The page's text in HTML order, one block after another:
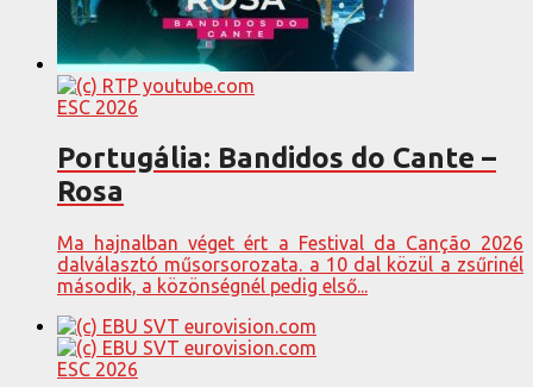
ESC 2026
Portugália: Bandidos do Cante –
Rosa
Ma hajnalban véget ért a Festival da Canção 2026
dalválasztó műsorsorozata. a 10 dal közül a zsűrinél
második, a közönségnél pedig első...
ESC 2026